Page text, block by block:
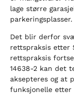
lage større
parkeringsplasser.
Det blir derfor
rettspraksis etter
rettspraksis
14638-2 kan det
aksepteres og at
funksjonelle etter